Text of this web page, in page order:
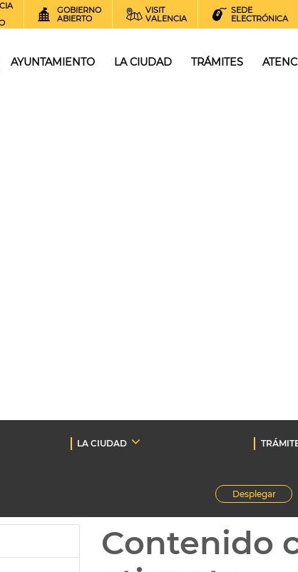
GOBIERNO
ABIERTO
VISIT
VALENCIA
SEDE
ELECTRÓNICA
AYUNTAMIENTO LA CIUDAD TRÁMITES
LA CIUDAD
Desplegar
Contenido